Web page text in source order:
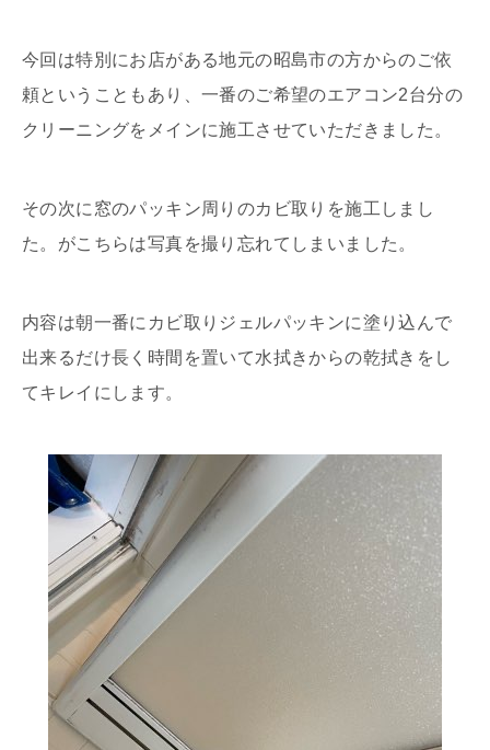
今回は特別にお店がある地元の昭島市の方からのご依
頼ということもあり、一番のご希望のエアコン2台分の
クリーニングをメインに施工させていただきました。
その次に窓のパッキン周りのカビ取りを施工しまし
た。がこちらは写真を撮り忘れてしまいました。
内容は朝一番にカビ取りジェルパッキンに塗り込んで
出来るだけ長く時間を置いて水拭きからの乾拭きをし
てキレイにします。